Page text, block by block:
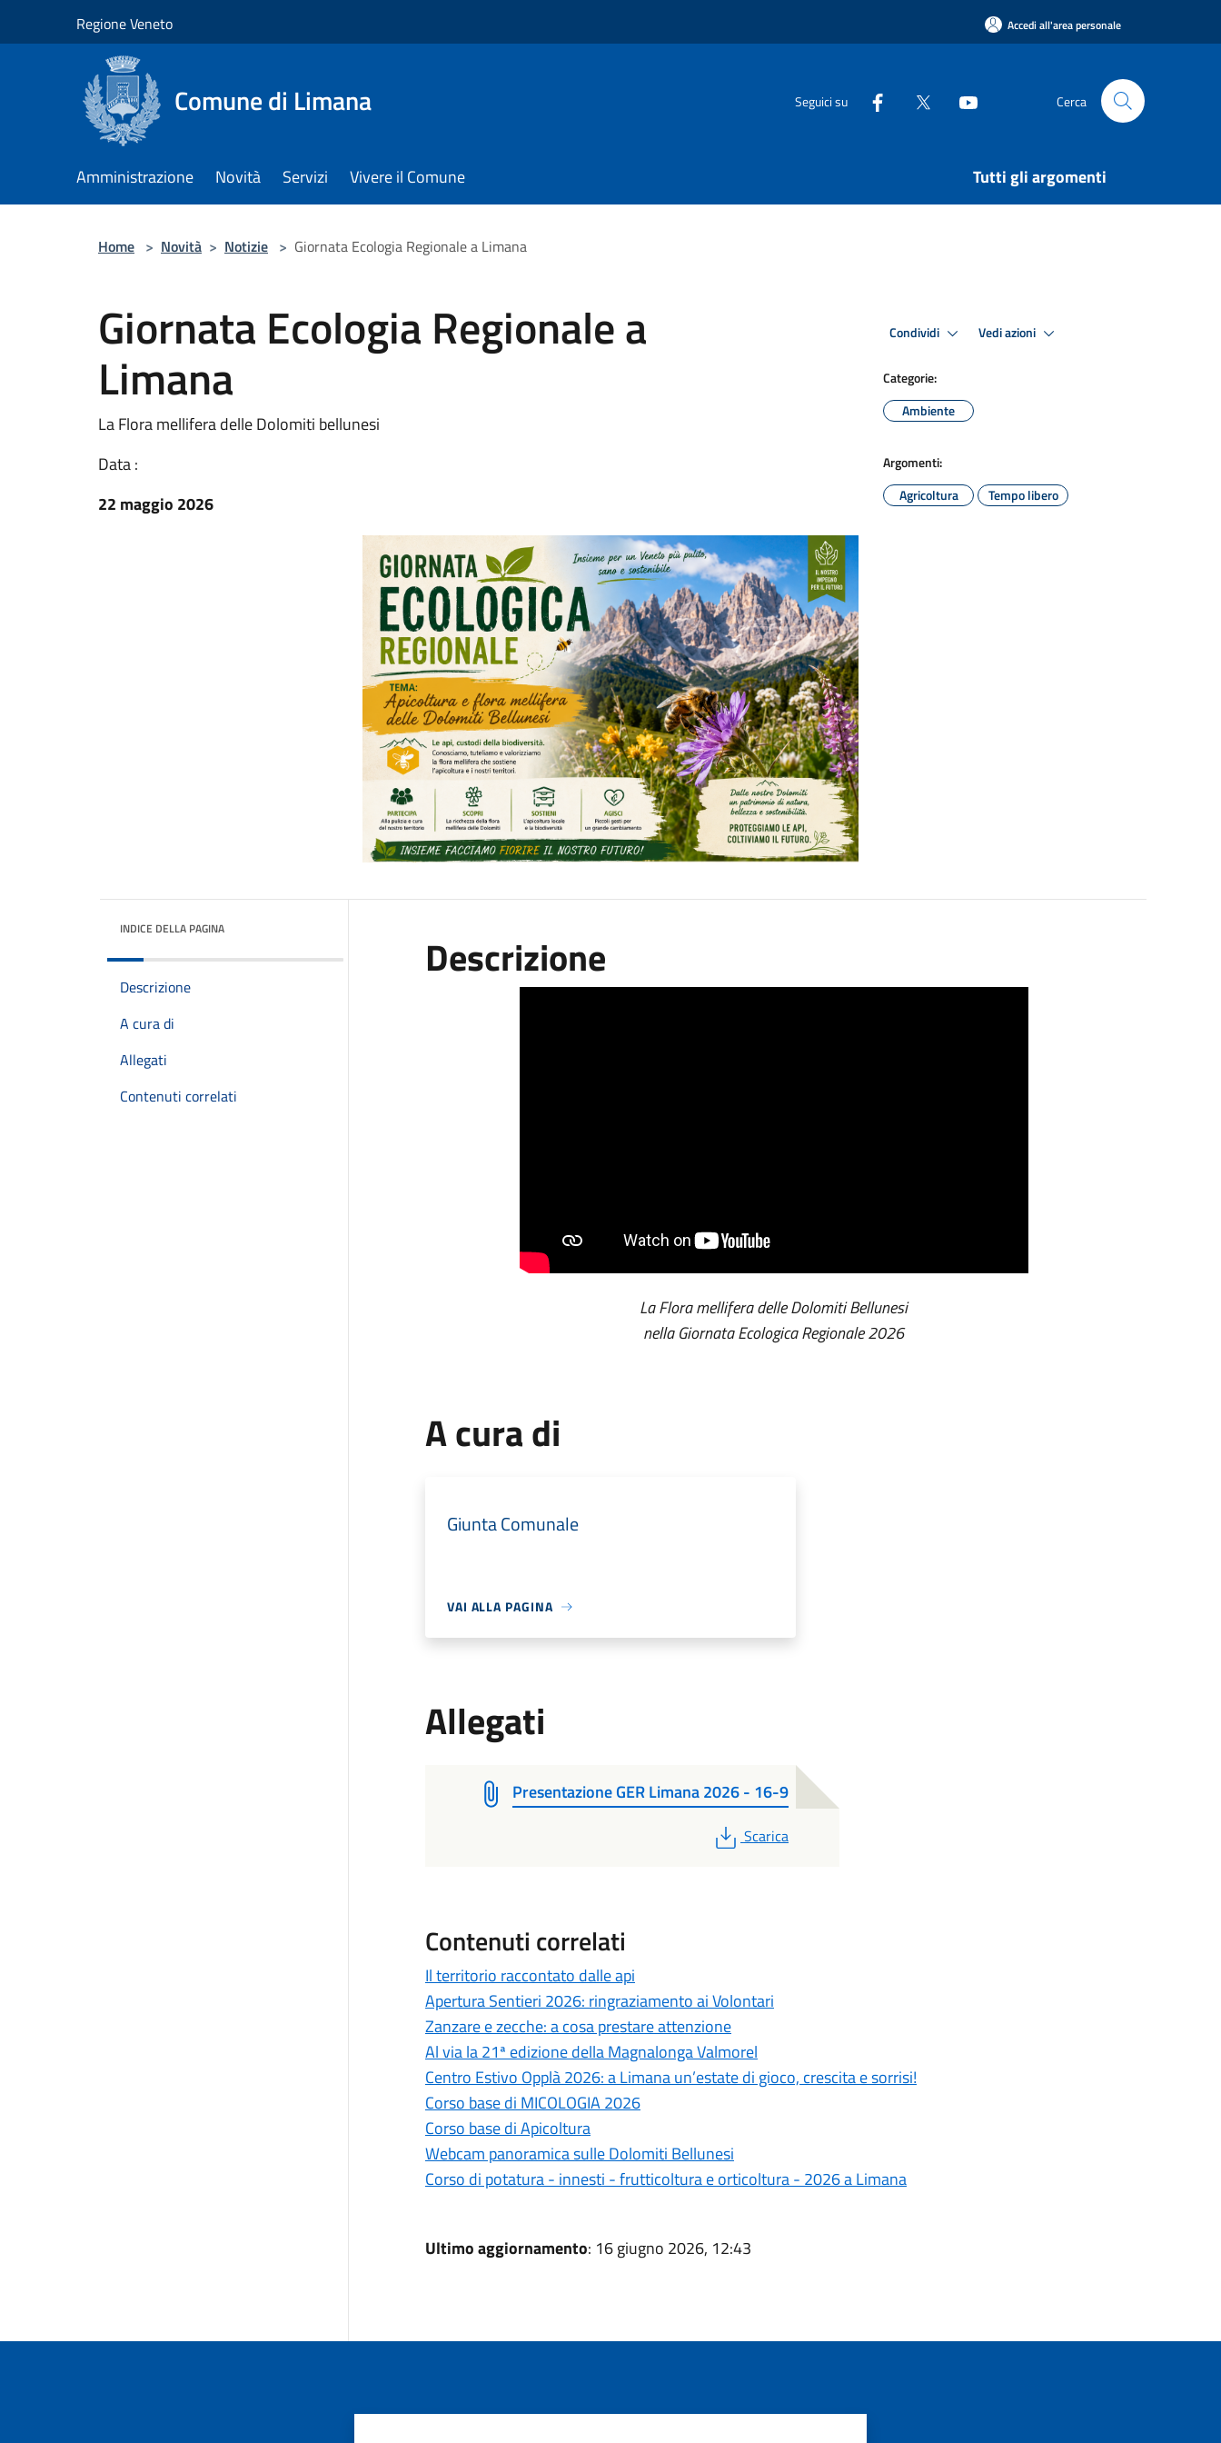
Regione Veneto Accedi all'area personale
Comune di Limana Seguici su Cerca
Amministrazione Novità Servizi Vivere il Comune Tutti gli argomenti
Home > Novità > Notizie > Giornata Ecologia Regionale a Limana
Giornata Ecologia Regionale a
Limana
La Flora mellifera delle Dolomiti bellunesi
Data :
22 maggio 2026
Condividi Vedi azioni
Categorie:
Ambiente
Argomenti:
Agricoltura
Tempo libero
INDICE DELLA PAGINA
Descrizione
A cura di
Allegati
Contenuti correlati
Descrizione
La Flora mellifera delle Dolomiti Bellunesi
nella Giornata Ecologica Regionale 2026
A cura di
Giunta Comunale
VAI ALLA PAGINA
Allegati
Presentazione GER Limana 2026 - 16-9
PDF
Scarica
Contenuti correlati
Il territorio raccontato dalle api
Apertura Sentieri 2026: ringraziamento ai Volontari
Zanzare e zecche: a cosa prestare attenzione
Al via la 21ª edizione della Magnalonga Valmorel
Centro Estivo Opplà 2026: a Limana un’estate di gioco, crescita e sorrisi!
Corso base di MICOLOGIA 2026
Corso base di Apicoltura
Webcam panoramica sulle Dolomiti Bellunesi
Corso di potatura - innesti - frutticoltura e orticoltura - 2026 a Limana
Ultimo aggiornamento: 16 giugno 2026, 12:43